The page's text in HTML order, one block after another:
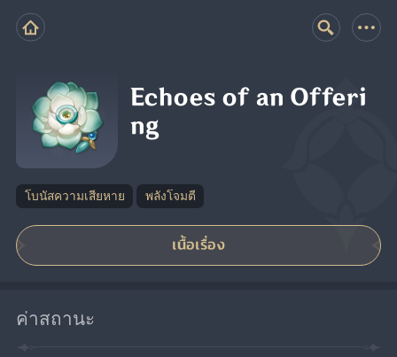
Echoes of an Offeri
ng
โบนัสความเสียหาย พลังโจมตี
เนื้อเรื่อง
ค่าสถานะ